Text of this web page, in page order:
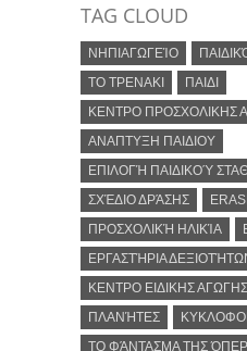
TAG CLOUD
ΝΗΠΙΑΓΩΓΕΊΟ
ΤΟ ΤΡΕΝΑΚΙ
ΠΑΙΔΙ
ΚΕΝΤΡΟ ΠΡΟΣΧΟΛΙΚΗΣ
ΑΝΑΠΤΥΞΗ ΠΑΙΔΙΟΥ
ΕΠΙΛΟΓΉ ΠΑΙΔΙΚΟΎ
ΣΧΈΔΙΟ ΔΡΆΣΗΣ
ΠΡΟΣΧΟΛΙΚΉ ΗΛΙΚΊΑ
ΕΡΓΑΣΤΉΡΙΑ
ΚΕΝΤΡΟ ΕΙΔΙΚΗΣ ΑΓΩΓΗΣ
ΠΛΑΝΉΤΕΣ
ΤΟ ΦΆΝΤΑΣΜΑ ΤΗΣ